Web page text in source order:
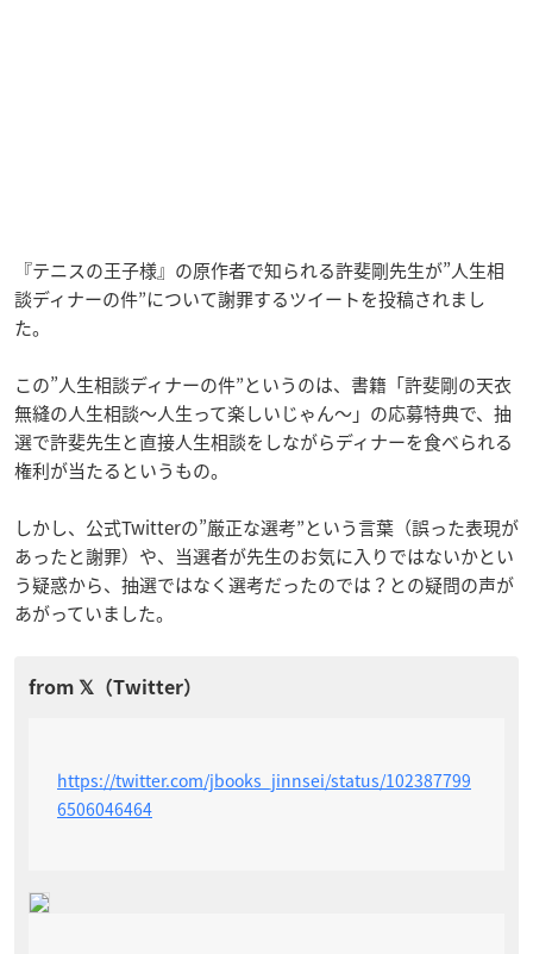
『テニスの王子様』の原作者で知られる許斐剛先生が”人生相
談ディナーの件”について謝罪するツイートを投稿されまし
た。
この”人生相談ディナーの件”というのは、書籍「許斐剛の天衣
無縫の人生相談～人生って楽しいじゃん～」の応募特典で、抽
選で許斐先生と直接人生相談をしながらディナーを食べられる
権利が当たるというもの。
しかし、公式Twitterの”厳正な選考”という言葉（誤った表現が
あったと謝罪）や、当選者が先生のお気に入りではないかとい
う疑惑から、抽選ではなく選考だったのでは？との疑問の声が
あがっていました。
https://twitter.com/jbooks_jinnsei/status/102387799
6506046464